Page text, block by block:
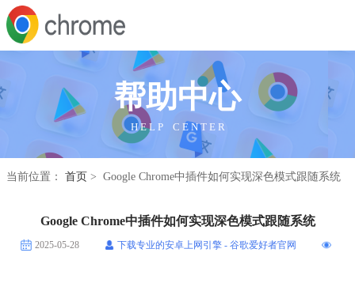
帮助中心
H E L P C E N T E R
当前位置： 首页 > Google Chrome中插件如何实现深色模式跟随系统
Google Chrome中插件如何实现深色模式跟随系统
2025-05-28 下载专业的安卓上网引擎 - 谷歌爱好者官网